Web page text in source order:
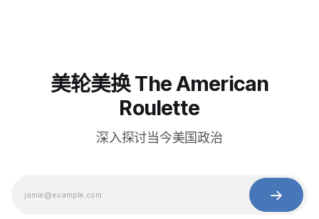
美轮美换 The American
Roulette
深入探讨当今美国政治